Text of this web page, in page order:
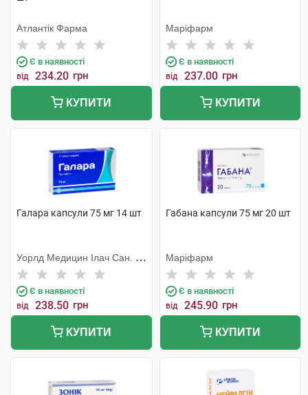
Атлантік Фарма
Є в наявності
від 234.20 грн
КУПИТИ
Маріфарм
Є в наявності
від 237.00 грн
КУПИТИ
Галара капсули 75 мг 14 шт
Уорлд Медицин Ілач Сан. Ве
Тідж
Є в наявності
від 238.50 грн
КУПИТИ
Габана капсули 75 мг 20 шт
Маріфарм
Є в наявності
від 245.90 грн
КУПИТИ